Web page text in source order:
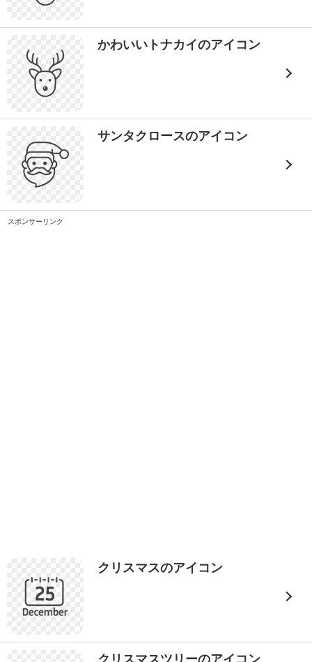
かわいいトナカイのアイコン
サンタクロースのアイコン
スポンサーリンク
クリスマスのアイコン
クリスマスツリーのアイコン